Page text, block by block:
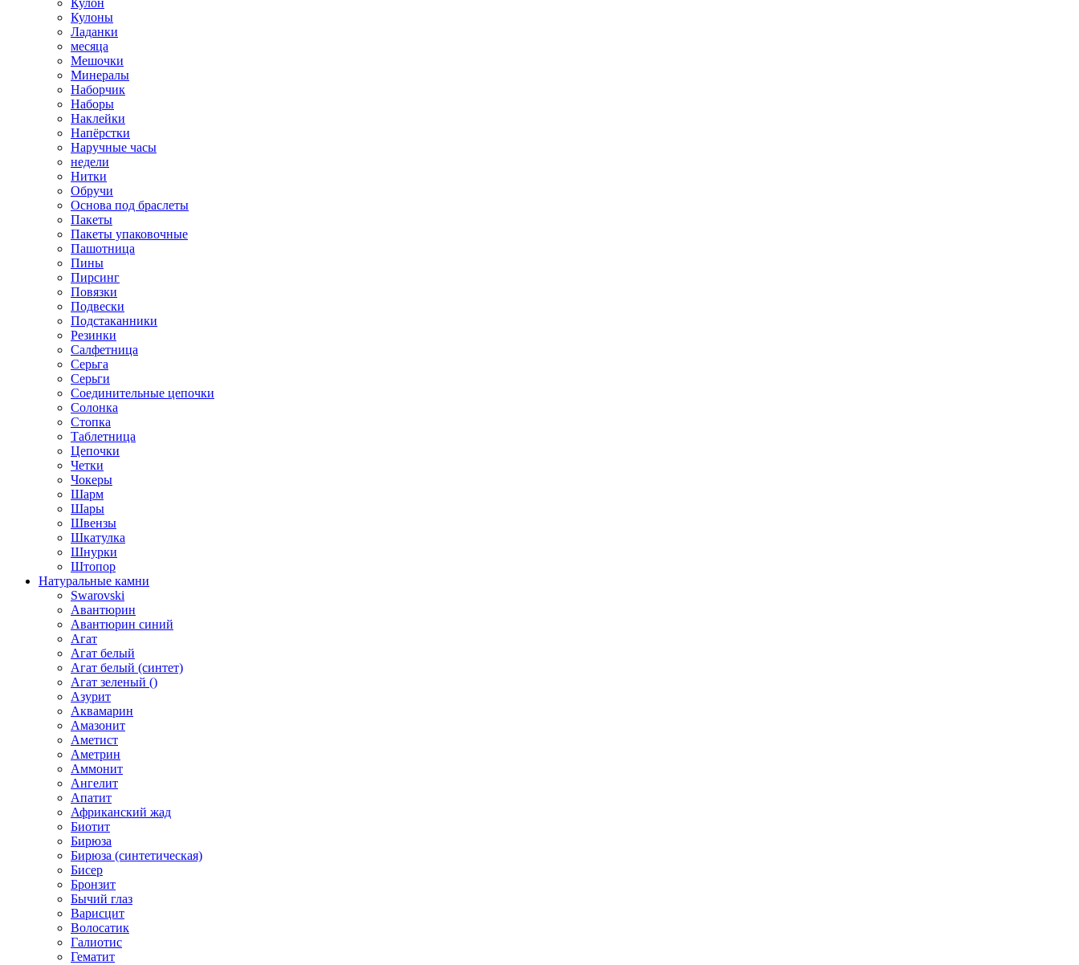
Кулон
Кулоны
Ладанки
месяца
Мешочки
Минералы
Наборчик
Наборы
Наклейки
Напёрстки
Наручные часы
недели
Нитки
Обручи
Основа под браслеты
Пакеты
Пакеты упаковочные
Пашотница
Пины
Пирсинг
Повязки
Подвески
Подстаканники
Резинки
Салфетница
Серьга
Серьги
Соединительные цепочки
Солонка
Стопка
Таблетница
Цепочки
Четки
Чокеры
Шарм
Шары
Швензы
Шкатулка
Шнурки
Штопор
Натуральные камни
Swarovski
Авантюрин
Авантюрин синий
Агат
Агат белый
Агат белый (синтет)
Агат зеленый ()
Азурит
Аквамарин
Амазонит
Аметист
Аметрин
Аммонит
Ангелит
Апатит
Африканский жад
Биотит
Бирюза
Бирюза (синтетическая)
Бисер
Бронзит
Бычий глаз
Варисцит
Волосатик
Галиотис
Гематит